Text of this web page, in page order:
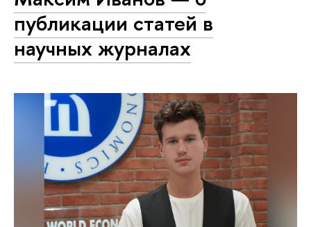
публикации статей в
научных журналах